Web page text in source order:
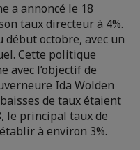
a annoncé le 18
taux directeur à 4%.
octobre, avec un
Cette politique
avec l’objectif de
Ida Wolden
de taux étaient
le principal taux de
à environ 3%.